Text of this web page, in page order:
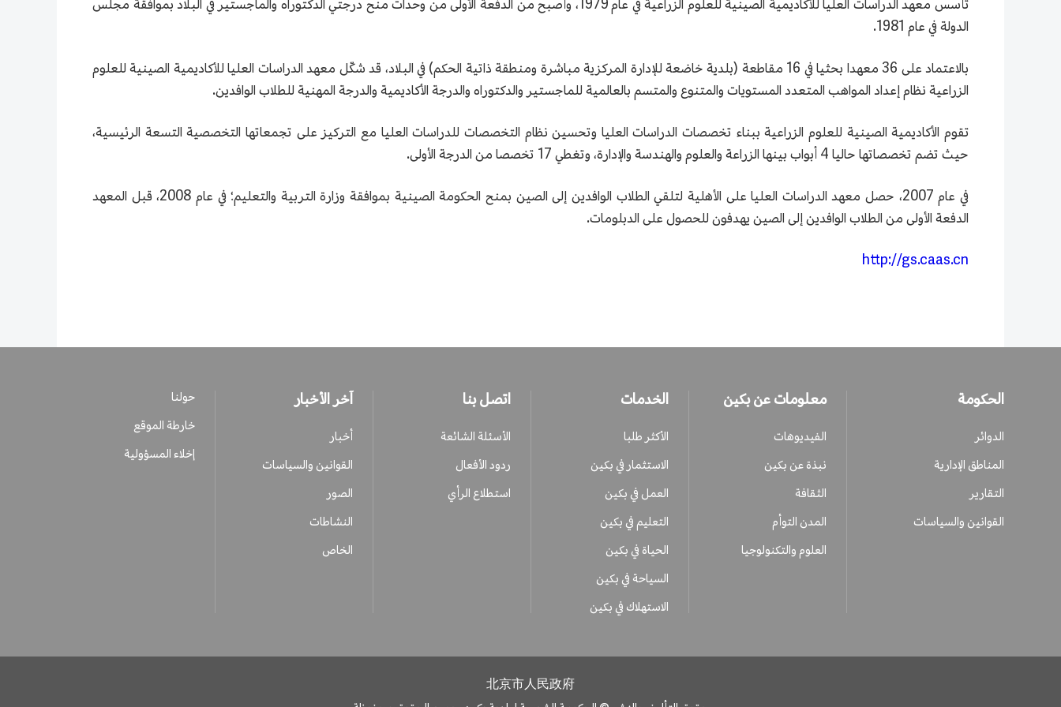
تأسس معهد الدراسات العليا للأكاديمية الصينية للعلوم الزراعية في عام 1979، وأصبح من الدفعة الأولى من وحدات منح درجتي الدكتوراه والماجستير في البلاد بموافقة مجلس
الدولة في عام 1981.
بالاعتماد على 36 معهدا بحثيا في 16 مقاطعة (بلدية خاضعة للإدارة المركزية مباشرة ومنطقة ذاتية الحكم) في البلاد، قد شكّل معهد الدراسات العليا للأكاديمية الصينية للعلوم
الزراعية نظام إعداد المواهب المتعدد المستويات والمتنوع والمتسم بالعالمية للماجستير والدكتوراه والدرجة الأكاديمية والدرجة المهنية للطلاب الوافدين.
تقوم الأكاديمية الصينية للعلوم الزراعية ببناء تخصصات الدراسات العليا وتحسين نظام التخصصات للدراسات العليا مع التركيز على تجمعاتها التخصصية التسعة الرئيسية،
حيث تضم تخصصاتها حاليا 4 أبواب بينها الزراعة والعلوم والهندسة والإدارة، وتغطي 17 تخصصا من الدرجة الأولى.
في عام 2007، حصل معهد الدراسات العليا على الأهلية لتلقي الطلاب الوافدين إلى الصين بمنح الحكومة الصينية بموافقة وزارة التربية والتعليم؛ في عام 2008، قبل المعهد
الدفعة الأولى من الطلاب الوافدين إلى الصين يهدفون للحصول على الدبلومات.
http://gs.caas.cn
الحكومة
الدوائر
المناطق الإدارية
التقارير
القوانين والسياسات
معلومات عن بكين
الفيديوهات
نبذة عن بكين
الثقافة
المدن التوأم
العلوم والتكنولوجيا
الخدمات
الأكثر طلبا
الاستثمار في بكين
العمل في بكين
التعليم في بكين
الحياة في بكين
السياحة في بكين
الاستهلاك في بكين
اتصل بنا
الأسئلة الشائعة
ردود الأفعال
استطلاع الرأي
آخر الأخبار
أخبار
القوانين والسياسات
الصور
النشاطات
الخاص
حولنا
خارطة الموقع
إخلاء المسؤولية
北京市人民政府